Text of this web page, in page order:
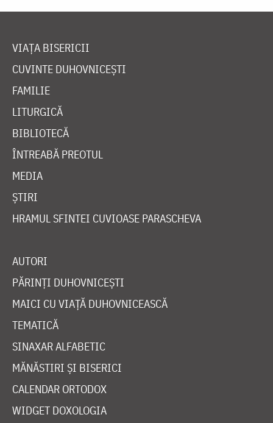
VIAȚA BISERICII
CUVINTE DUHOVNICEȘTI
FAMILIE
LITURGICĂ
BIBLIOTECĂ
ÎNTREABĂ PREOTUL
MEDIA
ȘTIRI
HRAMUL SFINTEI CUVIOASE PARASCHEVA
AUTORI
PĂRINȚI DUHOVNICEȘTI
MAICI CU VIAȚĂ DUHOVNICEASCĂ
TEMATICĂ
SINAXAR ALFABETIC
MĂNĂSTIRI ȘI BISERICI
CALENDAR ORTODOX
WIDGET DOXOLOGIA